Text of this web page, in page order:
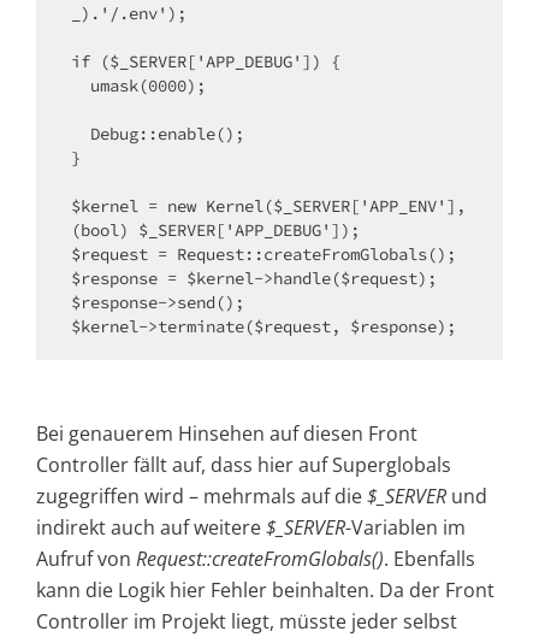
_).'/.env');
if ($_SERVER['APP_DEBUG']) {
}
$kernel = new Kernel($_SERVER['APP_ENV'],
(bool) $_SERVER['APP_DEBUG']);
$request = Request::createFromGlobals();
$response = $kernel->handle($request);
$response->send();
$kernel->terminate($request, $response);
Bei genauerem Hinsehen auf diesen Front
Controller fällt auf, dass hier auf Superglobals
zugegriffen wird – mehrmals auf die$_SERVER und
indirekt auch auf weitere$_SERVER-Variablen im
Aufruf von Request::createFromGlobals(). Ebenfalls
kann die Logik hier Fehler beinhalten. Da der Front
Controller im Projekt liegt, müsste jeder selbst